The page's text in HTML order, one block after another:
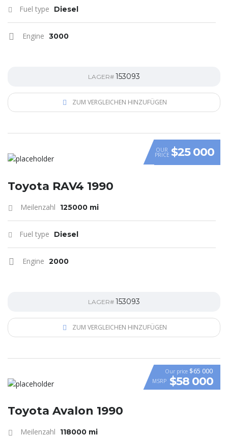
Fuel type Diesel
Engine 3000
LAGER# 153093
ZUM VERGLEICHEN HINZUFÜGEN
OUR
PRICE $25 000
Toyota RAV4 1990
Meilenzahl 125000 mi
Fuel type Diesel
Engine 2000
LAGER# 153093
ZUM VERGLEICHEN HINZUFÜGEN
VIDEO
Our price $65 000
MSRP $58 000
Toyota Avalon 1990
Meilenzahl 118000 mi